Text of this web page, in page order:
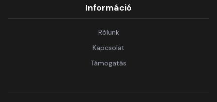
Információ
Rólunk
Kapcsolat
Támogatás